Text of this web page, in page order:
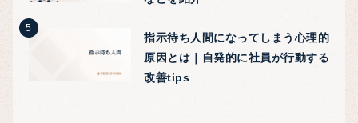
指示待ち人間になってしまう心理的
原因とは｜自発的に社員が行動する
改善tips